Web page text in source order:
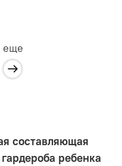
еще
составляющая
ребенка